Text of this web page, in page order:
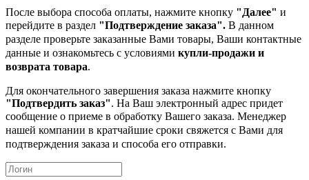
После выбора способа оплаты, нажмите кнопку "Далее" и
перейдите в раздел "Подтверждение заказа". В данном
разделе проверьте заказанные Вами товары, Ваши контактные
данные и ознакомьтесь с условиями купли-продажи и
возврата товара.
Для окончательного завершения заказа нажмите кнопку
"Подтвердить заказ". На Ваш электронный адрес придет
сообщение о приеме в обработку Вашего заказа. Менеджер
нашей компании в кратчайшие сроки свяжется с Вами для
подтверждения заказа и способа его отправки.